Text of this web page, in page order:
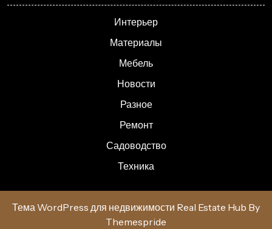
Интерьер
Материалы
Мебель
Новости
Разное
Ремонт
Садоводство
Техника
Тема WordPress для недвижимости Real Estate Hub By
Themespride